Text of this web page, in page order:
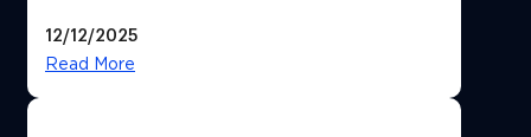
12/12/2025
Read More